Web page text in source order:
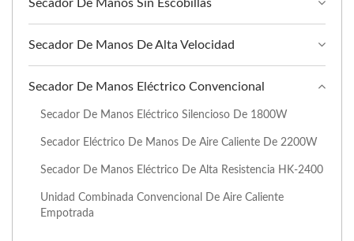
Secador De Manos Sin Escobillas
Secador De Manos De Alta Velocidad
Secador De Manos Eléctrico Convencional
Secador De Manos Eléctrico Silencioso De 1800W
Secador Eléctrico De Manos De Aire Caliente De 2200W
Secador De Manos Eléctrico De Alta Resistencia HK-2400
Unidad Combinada Convencional De Aire Caliente
Empotrada